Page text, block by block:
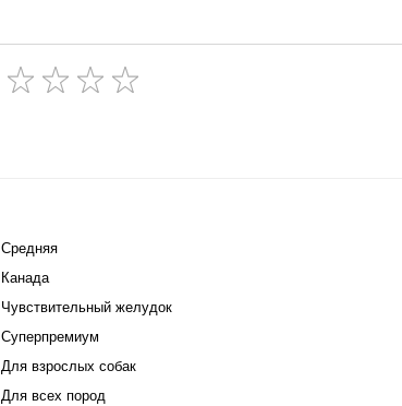
Средняя
Канада
Чувствительный желудок
Суперпремиум
Для взрослых собак
Для всех пород